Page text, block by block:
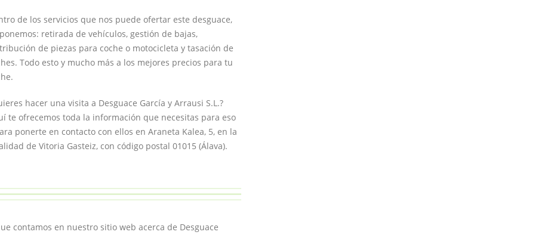
de los servicios que nos puede ofertar este desguace,
retirada de vehículos, gestión de bajas,
de piezas para coche o motocicleta y tasación de
Todo esto y mucho más a los mejores precios para tu
hacer una visita a Desguace García y Arrausi S.L.?
te ofrecemos toda la información que necesitas para eso
ponerte en contacto con ellos en Araneta Kalea, 5, en la
de Vitoria Gasteiz, con código postal 01015 (Álava).
contamos en nuestro sitio web acerca de Desguace